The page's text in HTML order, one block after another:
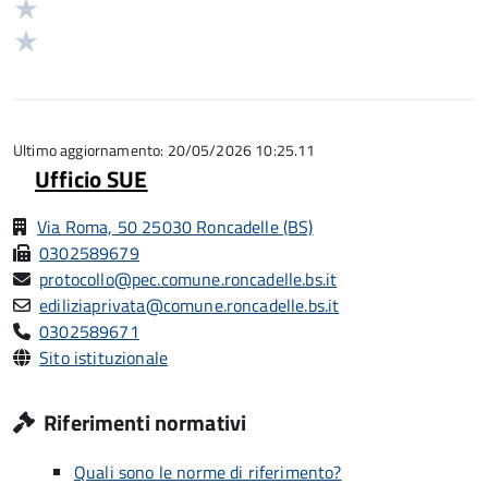
5
Ultimo aggiornamento: 20/05/2026 10:25.11
Ufficio SUE
Via Roma, 50 25030 Roncadelle (BS)
0302589679
protocollo@pec.comune.roncadelle.bs.it
ediliziaprivata@comune.roncadelle.bs.it
0302589671
Sito istituzionale
Riferimenti normativi
Quali sono le norme di riferimento?